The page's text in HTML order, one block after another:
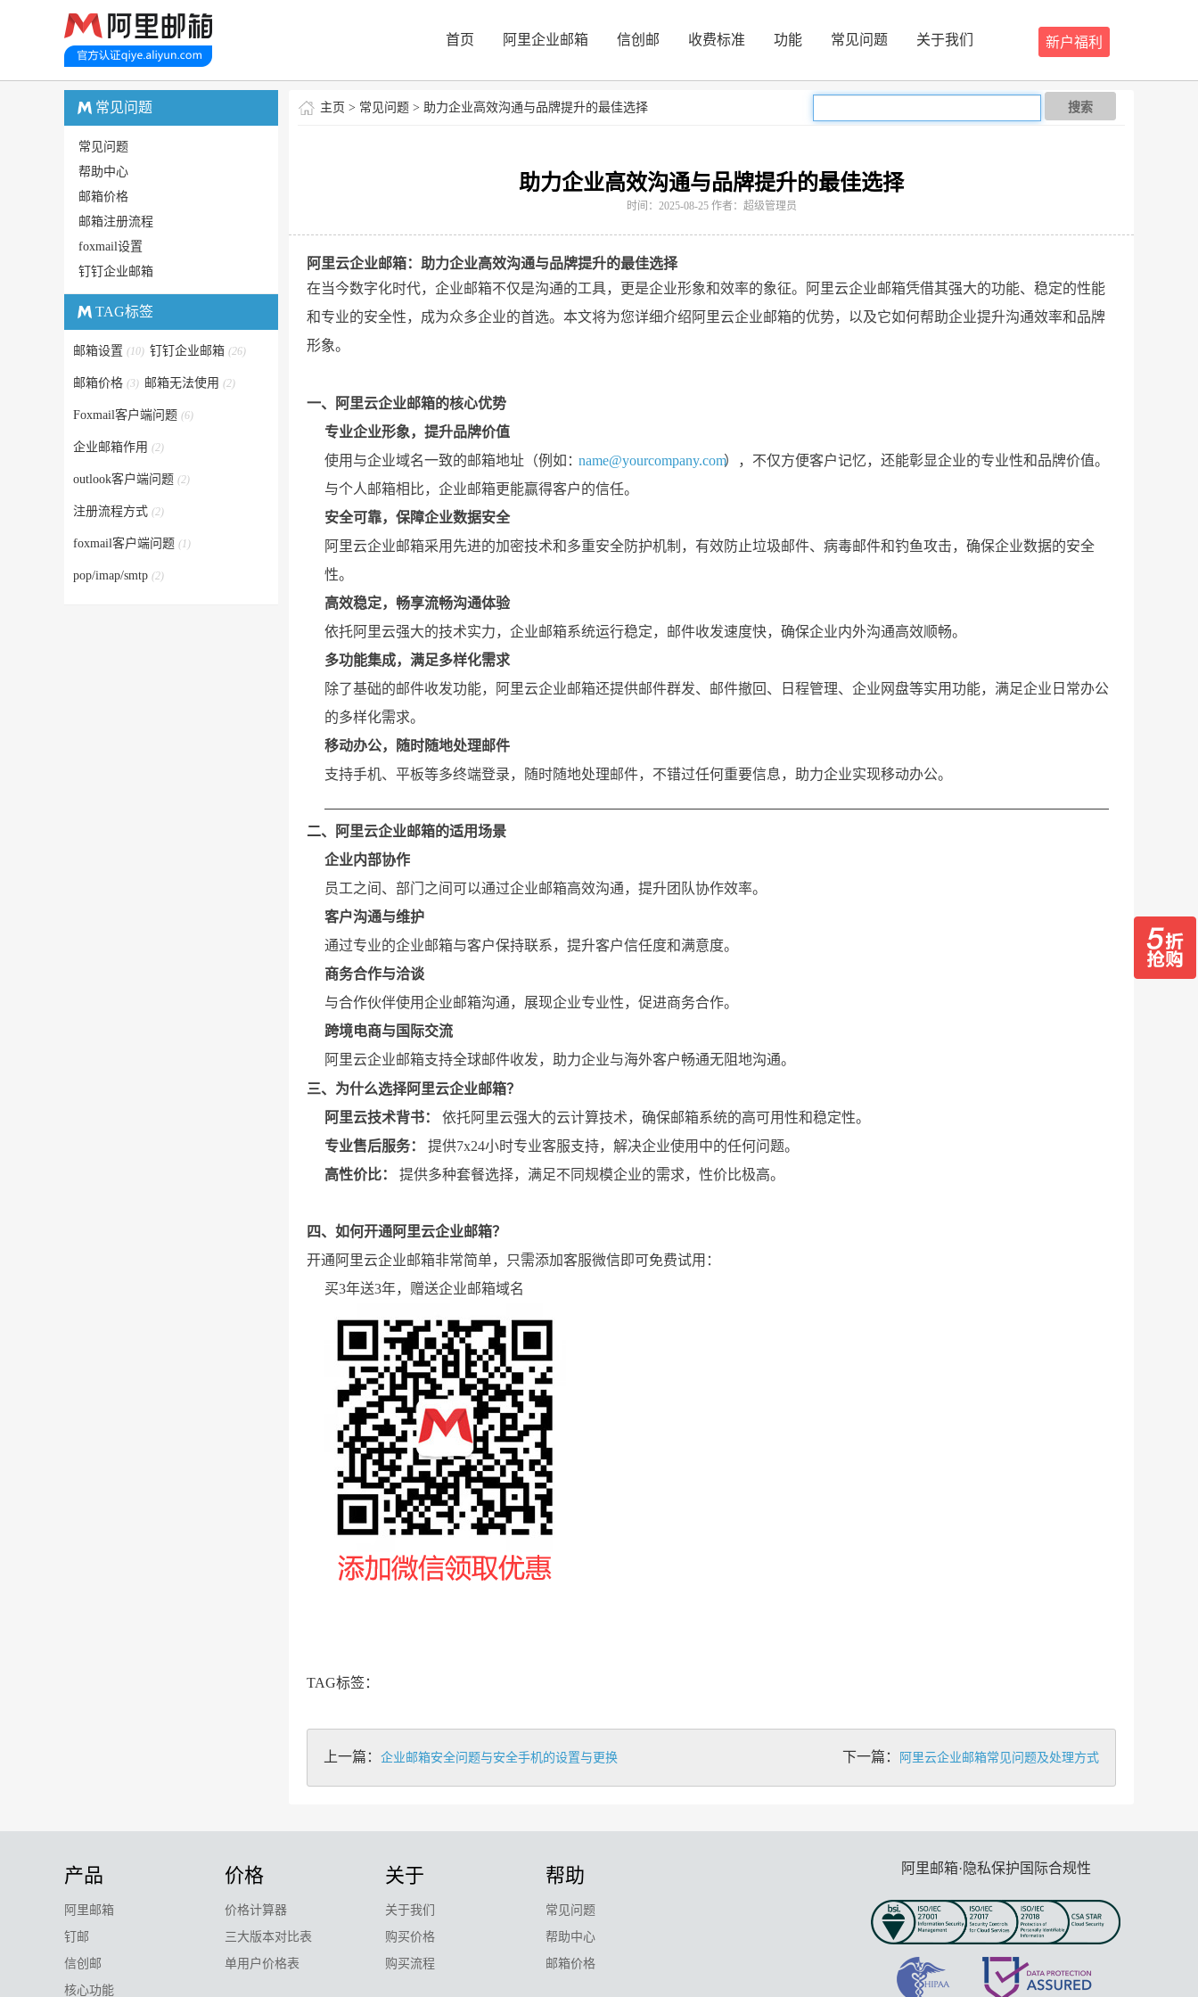
新户福利
首页 阿里企业邮箱 信创邮 收费标准 功能 常见问题 关于我们
主页 > 常见问题 > 助力企业高效沟通与品牌提升的最佳选择 搜索
助力企业高效沟通与品牌提升的最佳选择
时间：2025-08-25 作者：超级管理员
阿里云企业邮箱：助力企业高效沟通与品牌提升的最佳选择
在当今数字化时代，企业邮箱不仅是沟通的工具，更是企业形象和效率的象征。阿里云企业邮箱凭借其强大的功能、稳定的性能
和专业的安全性，成为众多企业的首选。本文将为您详细介绍阿里云企业邮箱的优势，以及它如何帮助企业提升沟通效率和品牌
形象。
一、阿里云企业邮箱的核心优势
专业企业形象，提升品牌价值
使用与企业域名一致的邮箱地址（例如：name@yourcompany.com），不仅方便客户记忆，还能彰显企业的专业性和品牌价值。
与个人邮箱相比，企业邮箱更能赢得客户的信任。
安全可靠，保障企业数据安全
阿里云企业邮箱采用先进的加密技术和多重安全防护机制，有效防止垃圾邮件、病毒邮件和钓鱼攻击，确保企业数据的安全
性。
高效稳定，畅享流畅沟通体验
依托阿里云强大的技术实力，企业邮箱系统运行稳定，邮件收发速度快，确保企业内外沟通高效顺畅。
多功能集成，满足多样化需求
除了基础的邮件收发功能，阿里云企业邮箱还提供邮件群发、邮件撤回、日程管理、企业网盘等实用功能，满足企业日常办公
的多样化需求。
移动办公，随时随地处理邮件
支持手机、平板等多终端登录，随时随地处理邮件，不错过任何重要信息，助力企业实现移动办公。
二、阿里云企业邮箱的适用场景
企业内部协作
员工之间、部门之间可以通过企业邮箱高效沟通，提升团队协作效率。
客户沟通与维护
通过专业的企业邮箱与客户保持联系，提升客户信任度和满意度。
商务合作与洽谈
与合作伙伴使用企业邮箱沟通，展现企业专业性，促进商务合作。
跨境电商与国际交流
阿里云企业邮箱支持全球邮件收发，助力企业与海外客户畅通无阻地沟通。
三、为什么选择阿里云企业邮箱？
阿里云技术背书：
依托阿里云强大的云计算技术，确保邮箱系统的高可用性和稳定性。
专业售后服务：
提供7x24小时专业客服支持，解决企业使用中的任何问题。
高性价比：
提供多种套餐选择，满足不同规模企业的需求，性价比极高。
四、如何开通阿里云企业邮箱？
开通阿里云企业邮箱非常简单，只需添加客服微信即可免费试用：
买3年送3年，赠送企业邮箱域名
TAG标签：
上一篇：企业邮箱安全问题与安全手机的设置与更换 下一篇： 阿里云企业邮箱常见问题及处理方式
常见问题
常见问题
帮助中心
邮箱价格
邮箱注册流程
foxmail设置
钉钉企业邮箱
TAG标签
邮箱设置 (10) 钉钉企业邮箱 (26)
邮箱价格 (3) 邮箱无法使用 (2)
Foxmail客户端问题 (6)
企业邮箱作用 (2)
outlook客户端问题 (2)
注册流程方式 (2)
foxmail客户端问题 (1)
pop/imap/smtp (2)
产品
阿里邮箱
钉邮
信创邮
核心功能
价格
价格计算器
三大版本对比表
单用户价格表
关于
关于我们
购买价格
购买流程
帮助
常见问题
帮助中心
邮箱价格
阿里邮箱·隐私保护国际合规性